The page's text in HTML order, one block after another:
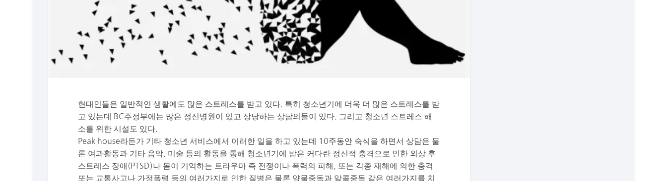
현대인들은 일반적인 생활에도 많은 스트레스를 받고 있다. 특히 청소년기에 더욱 더 많은 스트레스를 받
고 있는데 BC주정부에는 많은 정신병원이 있고 상당하는 상담의들이 있다. 그리고 청소년 스트레스 해
소를 위한 시설도 있다.
Peak house라든가 기타 청소년 서비스에서 이러한 일을 하고 있는데 10주동안 숙식을 하면서 상담은 물
론 여과활동과 기타 음악, 미술 등의 활동을 통해 청소년기에 받은 커다란 정신적 충격으로 인한 외상 후
스트레스 장애(PTSD)나 몸이 기억하는 트라우마 즉 전쟁이나 폭력의 피해, 또는 각종 재해에 의한 충격
또는 교통사고나 가정폭력 등의 여러가지로 인한 질병은 물론 약물중독과 알콜중독 같은 여러가지를 치